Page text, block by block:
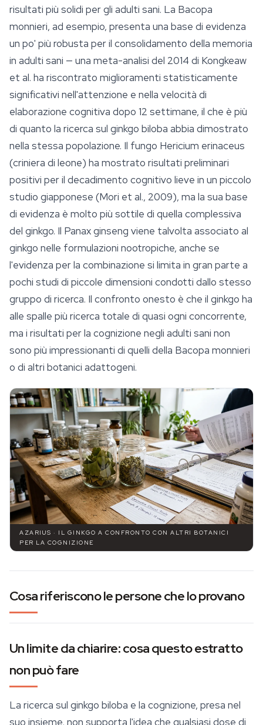
risultati più solidi per gli adulti sani. La Bacopa
monnieri, ad esempio, presenta una base di evidenza
un po' più robusta per il consolidamento della memoria
in adulti sani — una meta-analisi del 2014 di Kongkeaw
et al. ha riscontrato miglioramenti statisticamente
significativi nell'attenzione e nella velocità di
elaborazione cognitiva dopo 12 settimane, il che è più
di quanto la ricerca sul ginkgo biloba abbia dimostrato
nella stessa popolazione. Il fungo Hericium erinaceus
(criniera di leone) ha mostrato risultati preliminari
positivi per il decadimento cognitivo lieve in un piccolo
studio giapponese (Mori et al., 2009), ma la sua base
di evidenza è molto più sottile di quella complessiva
del ginkgo. Il Panax ginseng viene talvolta associato al
ginkgo nelle formulazioni nootropiche, anche se
l'evidenza per la combinazione si limita in gran parte a
pochi studi di piccole dimensioni condotti dallo stesso
gruppo di ricerca. Il confronto onesto è che il ginkgo ha
alle spalle più ricerca totale di quasi ogni concorrente,
ma i risultati per la cognizione negli adulti sani non
sono più impressionanti di quelli della Bacopa monnieri
o di altri botanici adattogeni.
AZARIUS · IL GINKGO A CONFRONTO CON ALTRI BOTANICI
PER LA COGNIZIONE
Cosa riferiscono le persone che lo provano
Un limite da chiarire: cosa questo estratto
non può fare
La ricerca sul ginkgo biloba e la cognizione, presa nel
suo insieme, non supporta l'idea che qualsiasi dose di